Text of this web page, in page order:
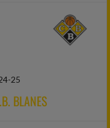
25
BLANES